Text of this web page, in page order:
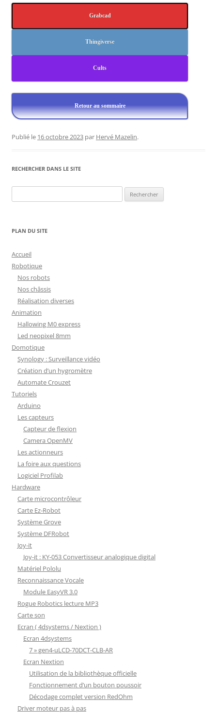
Grabcad
Thingiverse
Cults
Retour au sommaire
Publié le 16 octobre 2023 par Hervé Mazelin.
RECHERCHER DANS LE SITE
PLAN DU SITE
Accueil
Robotique
Nos robots
Nos châssis
Réalisation diverses
Animation
Hallowing M0 express
Led neopixel 8mm
Domotique
Synology : Surveillance vidéo
Création d’un hygromètre
Automate Crouzet
Tutoriels
Arduino
Les capteurs
Capteur de flexion
Camera OpenMV
Les actionneurs
La foire aux questions
Logiciel Profilab
Hardware
Carte microcontrôleur
Carte Ez-Robot
Système Grove
Système DFRobot
Joy-it
Joy-it : KY-053 Convertisseur analogique digital
Matériel Pololu
Reconnaissance Vocale
Module EasyVR 3.0
Rogue Robotics lecture MP3
Carte son
Ecran ( 4dsystems / Nextion )
Ecran 4dsystems
7 » gen4-uLCD-70DCT-CLB-AR
Ecran Nextion
Utilisation de la bibliothèque officielle
Fonctionnement d’un bouton poussoir
Décodage complet version RedOhm
Driver moteur pas à pas